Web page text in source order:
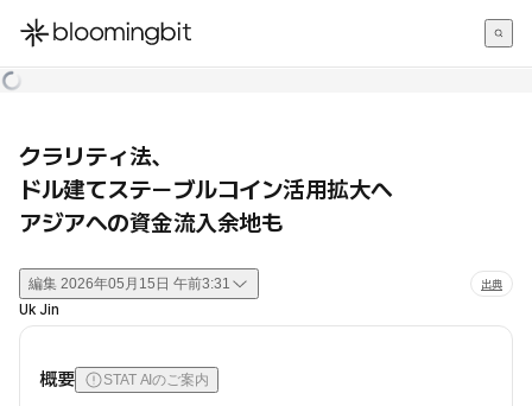
한국어
クラリティ法、
ドル建てステーブルコイン活用拡大へ
アジアへの資金流入余地も
編集 2026年05月15日 午前3:31 出典
Uk Jin
概要 STAT AIのご案内